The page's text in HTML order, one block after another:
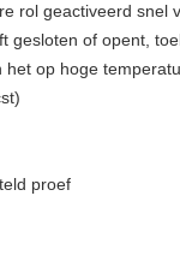
rol geactiveerd snel
gesloten of opent,
op hoge
proef